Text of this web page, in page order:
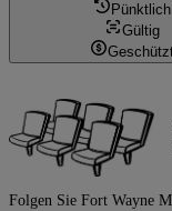
Pünktlich
Gültig
Folgen Sie Fort Wayne